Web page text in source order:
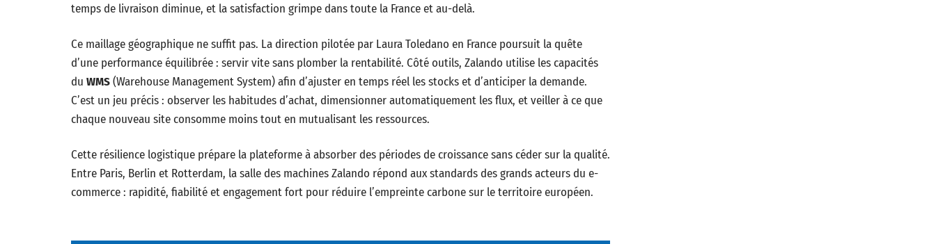
temps de livraison diminue, et la satisfaction grimpe dans toute la France et au-delà.
Ce maillage géographique ne suffit pas. La direction pilotée par Laura Toledano en France poursuit la quête
d’une performance équilibrée : servir vite sans plomber la rentabilité. Côté outils, Zalando utilise les capacités
du WMS(Warehouse Management System) afin d’ajuster en temps réel les stocks et d’anticiper la demande.
C’est un jeu précis : observer les habitudes d’achat, dimensionner automatiquement les flux, et veiller à ce que
chaque nouveau site consomme moins tout en mutualisant les ressources.
Cette résilience logistique prépare la plateforme à absorber des périodes de croissance sans céder sur la qualité.
Entre Paris, Berlin et Rotterdam, la salle des machines Zalando répond aux standards des grands acteurs du e-
commerce : rapidité, fiabilité et engagement fort pour réduire l’empreinte carbone sur le territoire européen.